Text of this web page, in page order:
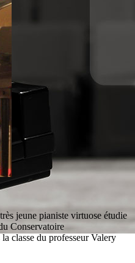
jeune pianiste virtuose étudie
Conservatoire
classe du professeur Valery